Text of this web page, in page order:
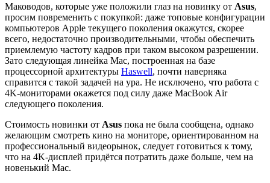
Маководов, которые уже положили глаз на новинку от Asus,
просим повременить с покупкой: даже топовые конфигурации
компьютеров Apple текущего поколения окажутся, скорее
всего, недостаточно производительными, чтобы обеспечить
приемлемую частоту кадров при таком высоком разрешении.
Зато следующая линейка Mac, построенная на базе
процессорной архитектуры Haswell, почти наверняка
справится с такой задачей на ура. Не исключено, что работа с
4K-мониторами окажется под силу даже MacBook Air
следующего поколения.
Стоимость новинки от Asus пока не была сообщена, однако
желающим смотреть кино на мониторе, ориентированном на
профессиональный видеорынок, следует готовиться к тому,
что на 4K-дисплей придётся потратить даже больше, чем на
новенький Mac.